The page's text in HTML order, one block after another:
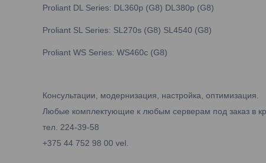
Proliant DL Series: DL360p (G8) DL380p (G8)
Proliant SL Series: SL270s (G8) SL4540 (G8)
Proliant WS Series: WS460c (G8)
Консультации, модернизация, настройка, оптимизация.
Любые комплектующие к любым серверам под заказ в
тел. 224-39-58
+375 44 752 98 00 vel.